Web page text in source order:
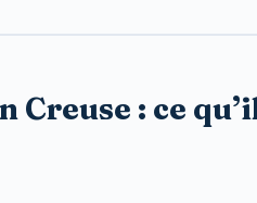
Creuse : ce